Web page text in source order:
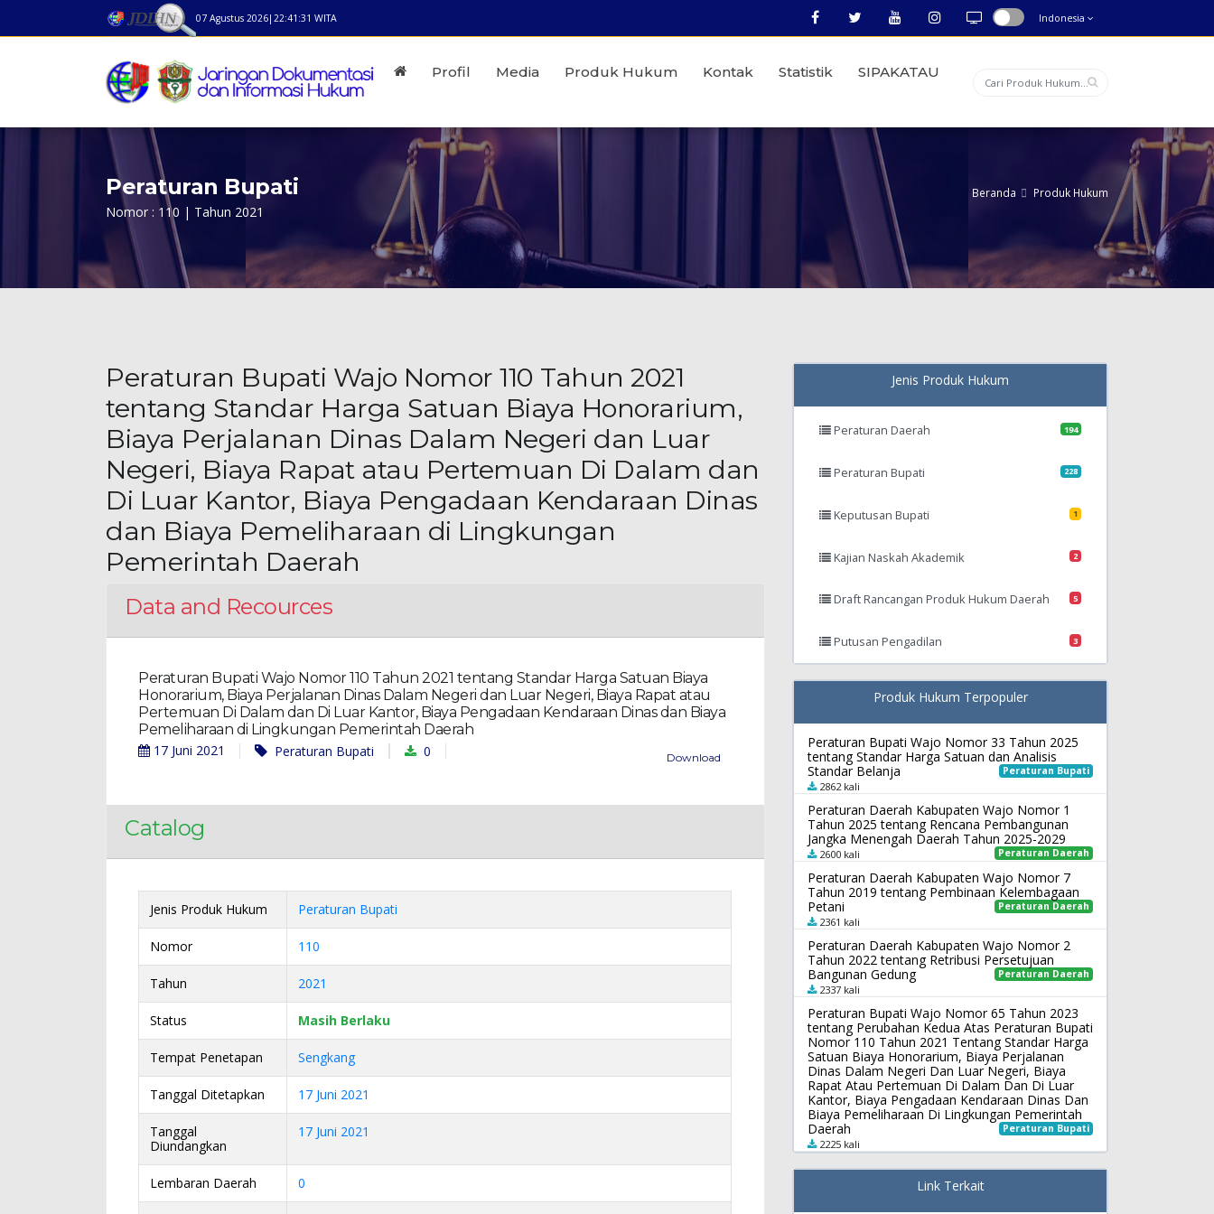
07 Agustus 2026| 22:41:31 WITA Indonesia
Profil Media Produk Hukum Kontak Statistik SIPAKATAU
Peraturan Bupati
Nomor : 110 | Tahun 2021
Beranda Produk Hukum
Peraturan Bupati Wajo Nomor 110 Tahun 2021
tentang Standar Harga Satuan Biaya Honorarium,
Biaya Perjalanan Dinas Dalam Negeri dan Luar
Negeri, Biaya Rapat atau Pertemuan Di Dalam dan
Di Luar Kantor, Biaya Pengadaan Kendaraan Dinas
dan Biaya Pemeliharaan di Lingkungan
Pemerintah Daerah
Data and Recources
Peraturan Bupati Wajo Nomor 110 Tahun 2021 tentang Standar Harga Satuan Biaya
Honorarium, Biaya Perjalanan Dinas Dalam Negeri dan Luar Negeri, Biaya Rapat atau
Pertemuan Di Dalam dan Di Luar Kantor, Biaya Pengadaan Kendaraan Dinas dan Biaya
Pemeliharaan di Lingkungan Pemerintah Daerah
Download
17 Juni 2021 Peraturan Bupati 0
Catalog
Jenis Produk Hukum Peraturan Bupati
Nomor 110
Tahun 2021
Status Masih Berlaku
Tempat Penetapan Sengkang
Tanggal Ditetapkan 17 Juni 2021
Tanggal
Diundangkan
17 Juni 2021
Lembaran Daerah 0
Jenis Produk Hukum
Peraturan Daerah 194
Peraturan Bupati 228
Keputusan Bupati 1
Kajian Naskah Akademik 2
Draft Rancangan Produk Hukum Daerah 5
Putusan Pengadilan 3
Produk Hukum Terpopuler
Peraturan Bupati Wajo Nomor 33 Tahun 2025
tentang Standar Harga Satuan dan Analisis
Standar Belanja
Peraturan Bupati
2862 kali
Peraturan Daerah Kabupaten Wajo Nomor 1
Tahun 2025 tentang Rencana Pembangunan
Jangka Menengah Daerah Tahun 2025-2029
Peraturan Daerah
2600 kali
Peraturan Daerah Kabupaten Wajo Nomor 7
Tahun 2019 tentang Pembinaan Kelembagaan
Petani
Peraturan Daerah
2361 kali
Peraturan Daerah Kabupaten Wajo Nomor 2
Tahun 2022 tentang Retribusi Persetujuan
Bangunan Gedung
Peraturan Daerah
2337 kali
Peraturan Bupati Wajo Nomor 65 Tahun 2023
tentang Perubahan Kedua Atas Peraturan Bupati
Nomor 110 Tahun 2021 Tentang Standar Harga
Satuan Biaya Honorarium, Biaya Perjalanan
Dinas Dalam Negeri Dan Luar Negeri, Biaya
Rapat Atau Pertemuan Di Dalam Dan Di Luar
Kantor, Biaya Pengadaan Kendaraan Dinas Dan
Biaya Pemeliharaan Di Lingkungan Pemerintah
Daerah
Peraturan Bupati
2225 kali
Link Terkait